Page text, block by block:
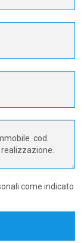
come indicato